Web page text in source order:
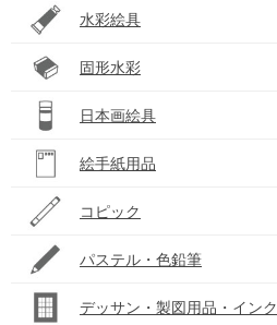
水彩絵具
固形水彩
日本画絵具
絵手紙用品
コピック
パステル・色鉛筆
デッサン・製図用品・インク